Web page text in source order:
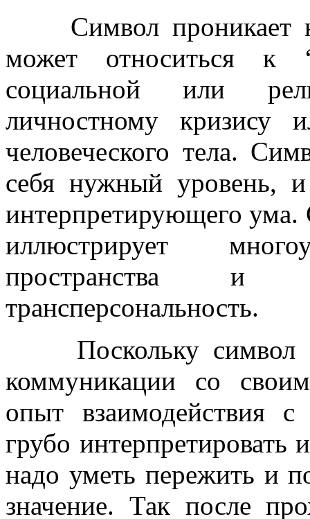
Символ проникает
может относиться к
социальной или
личностному кризису
человеческого тела.
себя нужный уровень,
интерпретирующего ума.
иллюстрирует
пространства и
трансперсональность.
Поскольку символ
коммуникации со
опыт взаимодействия
грубо
надо уметь пережить и
значение. Так после